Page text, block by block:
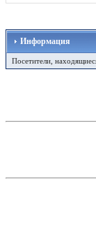
Информация
Посетители,